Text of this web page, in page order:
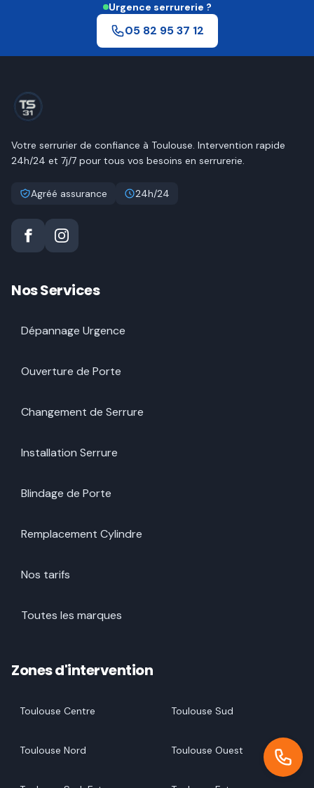
Urgence serrurerie ?
05 82 95 37 12
Votre serrurier de confiance à Toulouse. Intervention rapide
24h/24 et 7j/7 pour tous vos besoins en serrurerie.
Agréé assurance 24h/24
Nos Services
Dépannage Urgence
Ouverture de Porte
Changement de Serrure
Installation Serrure
Blindage de Porte
Remplacement Cylindre
Nos tarifs
Toutes les marques
Zones d'intervention
Toulouse Centre Toulouse Sud
Toulouse Nord Toulouse Ouest